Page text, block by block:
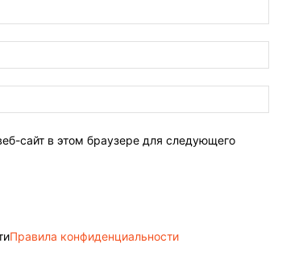
сайт в этом браузере для следующего
Правила конфиденциальности